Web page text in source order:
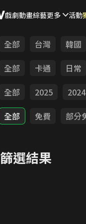
戲劇動畫綜藝更多 活動
全部 台灣 韓國
全部 卡通 日常
全部 2025 2024
全部 免費 部分
篩選結果